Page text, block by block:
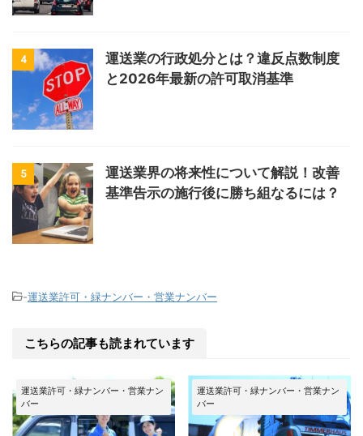
4
運送業の行政処分とは？違反点数制度
と2026年最新の許可取消基準
5
運送業界の将来性について解説！改善
基準告示の施行後に勝ち組なるには？
-運送業許可・緑ナンバー・営業ナンバー
こちらの記事も読まれています
運送業許可・緑ナンバー・営業ナン
バー
運送業許可・緑ナンバー・営業ナン
バー